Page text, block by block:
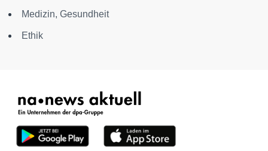
Medizin, Gesundheit
Ethik